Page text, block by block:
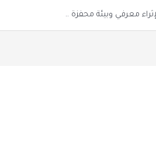
معرفي وبيئة محفزة ..